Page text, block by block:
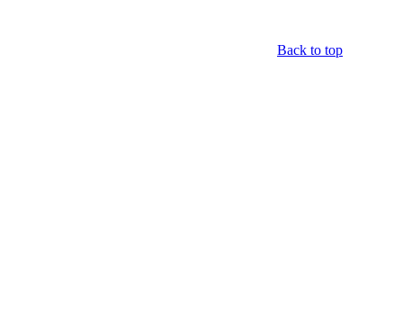
Back to top